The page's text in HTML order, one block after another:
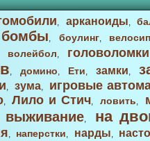
, арканоиды,
бомбы, боулинг,
волейбол, головоломки
, домино, Ети, замки,
, зума,
игровые
,Лило и Стич,ловить,
выживание, на
, наперстки, нарды,